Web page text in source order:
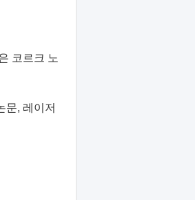
코르크 노
문, 레이저